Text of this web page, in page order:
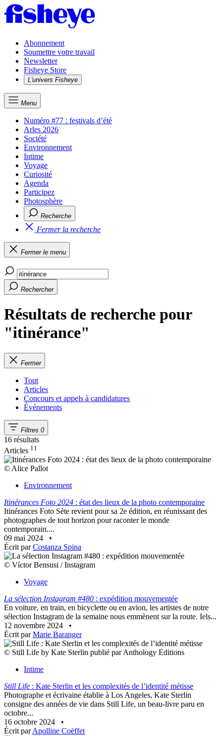
Abonnement
Soumettre votre travail
Newsletter
Fisheye Store
L'univers Fisheye
Menu
Numéro #77 : festivals d’été
Arles 2026
Société
Environnement
Intime
Voyage
Curiosité
Agenda
Participez
Photosphère
Recherche
Fermer la recherche
Fermer le menu
Rechercher
Résultats de recherche pour
"itinérance"
Fermer
Tout
Articles
Concours et appels à candidatures
Événements
Filtres 0
16 résultats
Articles 11
© Alice Pallot
Environnement
Itinérances Foto 2024 : état des lieux de la photo contemporaine
Itinérances Foto Sète revient pour sa 2e édition, en réunissant des
photographes de tout horizon pour raconter le monde
contemporain....
09 mai 2024
•
Écrit parCostanza Spina
© Víctor Bensusi / Instagram
Voyage
La sélection Instagram #480 : expédition mouvementée
En voiture, en train, en bicyclette ou en avion, les artistes de notre
sélection Instagram de la semaine nous emmènent sur la route. Iels...
12 novembre 2024
•
Écrit parMarie Baranger
© Still Life by Kate Sterlin publié par Anthology Editions
Intime
Still Life : Kate Sterlin et les complexités de l’identité métisse
Photographe et écrivaine établie à Los Angeles, Kate Sterlin
consigne des années de vie dans Still Life, un beau-livre paru en
octobre...
16 octobre 2024
•
Écrit parApolline Coëffet